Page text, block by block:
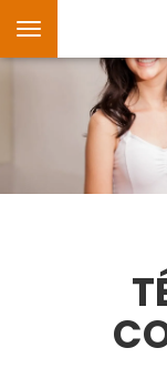
Toggle
navigation